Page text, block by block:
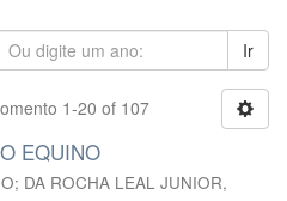
Ir
1-20 of 107
EQUINO
; DA ROCHA LEAL JUNIOR,